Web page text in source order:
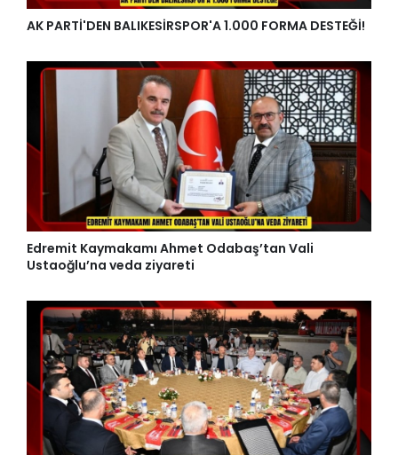
AK PARTİ'DEN BALIKESİRSPOR'A 1.000 FORMA DESTEĞİ!
Edremit Kaymakamı Ahmet Odabaş’tan Vali
Ustaoğlu’na veda ziyareti